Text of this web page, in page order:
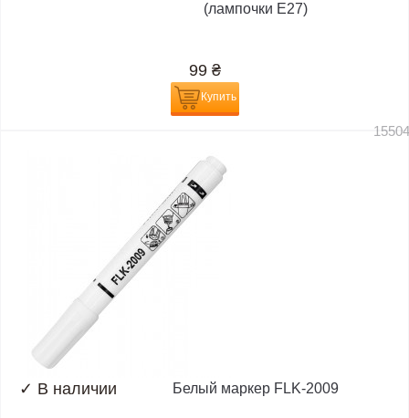
(лампочки E27)
99 ₴
Купить
✓ В наличии Белый маркер FLK-2009